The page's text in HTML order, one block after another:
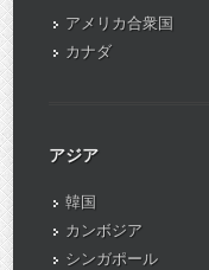
アメリカ合衆国
カナダ
アジア
韓国
カンボジア
シンガポール